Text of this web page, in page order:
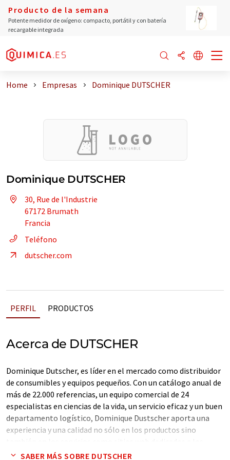
Producto de la semana
Potente medidor de oxígeno: compacto, portátil y con batería
recargable integrada
Home Empresas Dominique DUTSCHER
Dominique DUTSCHER
30, Rue de l'Industrie
67172 Brumath
Francia
Teléfono
dutscher.com
PERFIL PRODUCTOS
Acerca de DUTSCHER
Dominique Dutscher, es líder en el mercado como distribuidor
de consumibles y equipos pequeños. Con un catálogo anual de
más de 22.000 referencias, un equipo comercial de 24
especialistas en ciencias de la vida, un servicio eficaz y un buen
departamento logístico, Dominique Dustscher aporta una
experiencia y una calidad no sólo en los productos sino
clientes, e-procurement, servicios personalizados y logística...
SABER MÁS SOBRE DUTSCHER